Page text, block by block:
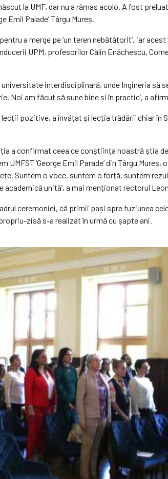
la UMF, dar nu a rămas acolo. A fost
Emil Palade’ Târgu Mureș.
a merge pe ‘un teren nebătătorit’, iar
UPM, profesorilor Călin Enăchescu,
interdisciplinară, unde Ingineria să
Noi am făcut să sune bine și în practic’, a
pozitive, a învățat și lecția trădării chiar în
a confirmat ceea ce conștiința noastră știa
‘George Emil Parade’ din Târgu
Suntem o voce, suntem o forță, suntem
unită’, a mai menționat rectorul
ceremoniei, că primii pași spre fuziunea
zisă s-a realizat în urmă cu șapte ani.